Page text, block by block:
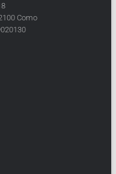
Como